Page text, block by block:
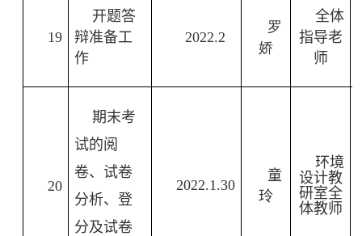
19
开题答
辩准备工
作
2022.2
罗
娇
全体
指导老
师
20
期末考
试的阅
卷、试卷
分析、登
分及试卷
2022.1.30
童
玲
环境
设计教
研室全
体教师